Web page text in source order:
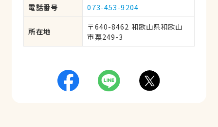
電話番号
073-453-9204
所在地
〒640-8462 和歌山県和歌山
市粟249-3